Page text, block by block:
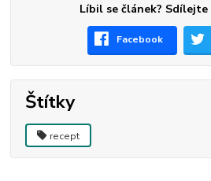
Líbil se článek?
Facebook
Štítky
recept